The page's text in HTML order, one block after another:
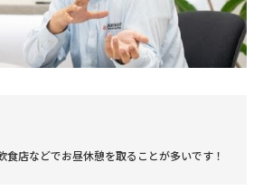
食店などでお昼休憩を取ることが多いです！